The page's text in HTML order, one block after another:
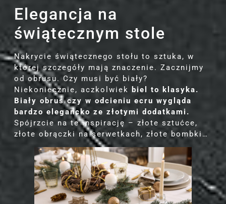
Elegancja na
świątecznym stole
Nakrycie świątecznego stołu to sztuka, w
której szczegóły mają znaczenie. Zacznijmy
od obrusu. Czy musi być biały?
Niekoniecznie, aczkolwiek biel to klasyka.
Biały obrus czy w odcieniu ecru wygląda
bardzo elegancko ze złotymi dodatkami.
Spójrzcie na te inspirację – złote sztućce,
złote obrączki na serwetkach, złote bombki…